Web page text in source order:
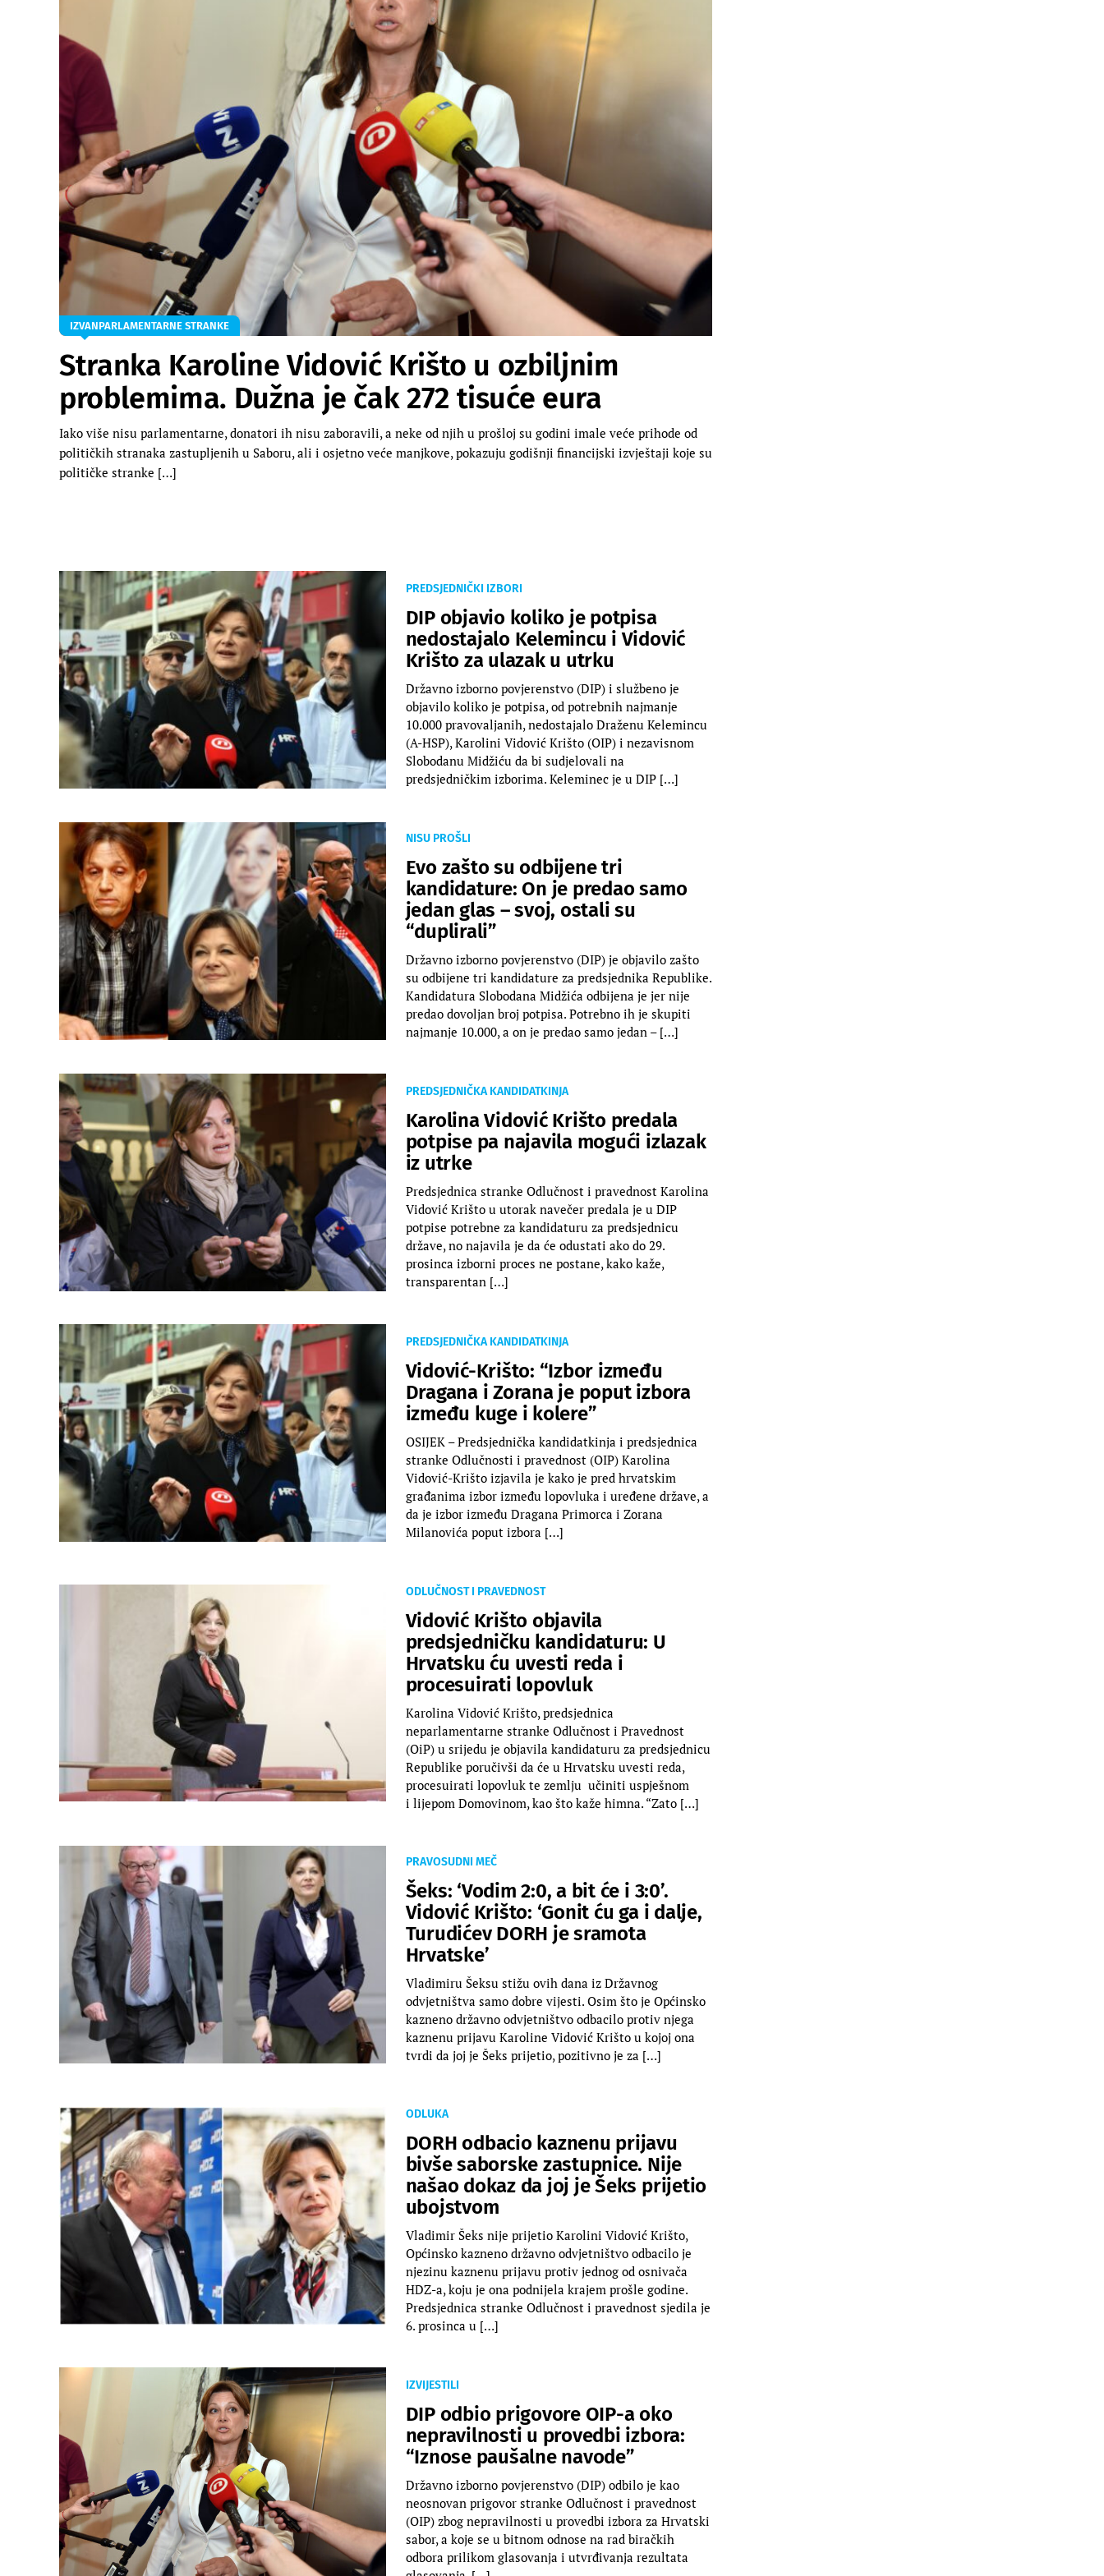
IZVANPARLAMENTARNE STRANKE
Stranka Karoline Vidović Krišto u ozbiljnim
problemima. Dužna je čak 272 tisuće eura
Iako više nisu parlamentarne, donatori ih nisu zaboravili, a neke od njih u prošloj su godini imale veće prihode od
političkih stranaka zastupljenih u Saboru, ali i osjetno veće manjkove, pokazuju godišnji financijski izvještaji koje su
političke stranke […]
PREDSJEDNIČKI IZBORI
DIP objavio koliko je potpisa
nedostajalo Kelemincu i Vidović
Krišto za ulazak u utrku
Državno izborno povjerenstvo (DIP) i službeno je
objavilo koliko je potpisa, od potrebnih najmanje
10.000 pravovaljanih, nedostajalo Draženu Kelemincu
(A-HSP), Karolini Vidović Krišto (OIP) i nezavisnom
Slobodanu Midžiću da bi sudjelovali na
predsjedničkim izborima. Keleminec je u DIP […]
NISU PROŠLI
Evo zašto su odbijene tri
kandidature: On je predao samo
jedan glas – svoj, ostali su
“duplirali”
Državno izborno povjerenstvo (DIP) je objavilo zašto
su odbijene tri kandidature za predsjednika Republike.
Kandidatura Slobodana Midžića odbijena je jer nije
predao dovoljan broj potpisa. Potrebno ih je skupiti
najmanje 10.000, a on je predao samo jedan – […]
PREDSJEDNIČKA KANDIDATKINJA
Karolina Vidović Krišto predala
potpise pa najavila mogući izlazak
iz utrke
Predsjednica stranke Odlučnost i pravednost Karolina
Vidović Krišto u utorak navečer predala je u DIP
potpise potrebne za kandidaturu za predsjednicu
države, no najavila je da će odustati ako do 29.
prosinca izborni proces ne postane, kako kaže,
transparentan […]
PREDSJEDNIČKA KANDIDATKINJA
Vidović-Krišto: “Izbor između
Dragana i Zorana je poput izbora
između kuge i kolere”
OSIJEK – Predsjednička kandidatkinja i predsjednica
stranke Odlučnosti i pravednost (OIP) Karolina
Vidović-Krišto izjavila je kako je pred hrvatskim
građanima izbor između lopovluka i uređene države, a
da je izbor između Dragana Primorca i Zorana
Milanovića poput izbora […]
ODLUČNOST I PRAVEDNOST
Vidović Krišto objavila
predsjedničku kandidaturu: U
Hrvatsku ću uvesti reda i
procesuirati lopovluk
Karolina Vidović Krišto, predsjednica
neparlamentarne stranke Odlučnost i Pravednost
(OiP) u srijedu je objavila kandidaturu za predsjednicu
Republike poručivši da će u Hrvatsku uvesti reda,
procesuirati lopovluk te zemlju učiniti uspješnom
i lijepom Domovinom, kao što kaže himna. “Zato […]
PRAVOSUDNI MEČ
Šeks: ‘Vodim 2:0, a bit će i 3:0’.
Vidović Krišto: ‘Gonit ću ga i dalje,
Turudićev DORH je sramota
Hrvatske’
Vladimiru Šeksu stižu ovih dana iz Državnog
odvjetništva samo dobre vijesti. Osim što je Općinsko
kazneno državno odvjetništvo odbacilo protiv njega
kaznenu prijavu Karoline Vidović Krišto u kojoj ona
tvrdi da joj je Šeks prijetio, pozitivno je za […]
ODLUKA
DORH odbacio kaznenu prijavu
bivše saborske zastupnice. Nije
našao dokaz da joj je Šeks prijetio
ubojstvom
Vladimir Šeks nije prijetio Karolini Vidović Krišto,
Općinsko kazneno državno odvjetništvo odbacilo je
njezinu kaznenu prijavu protiv jednog od osnivača
HDZ-a, koju je ona podnijela krajem prošle godine.
Predsjednica stranke Odlučnost i pravednost sjedila je
6. prosinca u […]
IZVIJESTILI
DIP odbio prigovore OIP-a oko
nepravilnosti u provedbi izbora:
“Iznose paušalne navode”
Državno izborno povjerenstvo (DIP) odbilo je kao
neosnovan prigovor stranke Odlučnost i pravednost
(OIP) zbog nepravilnosti u provedbi izbora za Hrvatski
sabor, a koje se u bitnom odnose na rad biračkih
odbora prilikom glasovanja i utvrđivanja rezultata